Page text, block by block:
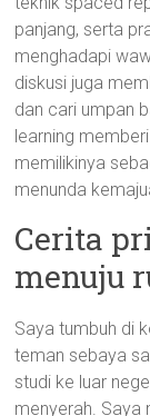
panjang, serta
menghadapi
diskusi juga
dan cari umpan
learning
memilikinya
menunda
Cerita
menuju
Saya tumbuh di
teman sebaya
studi ke luar
menyerah. Saya